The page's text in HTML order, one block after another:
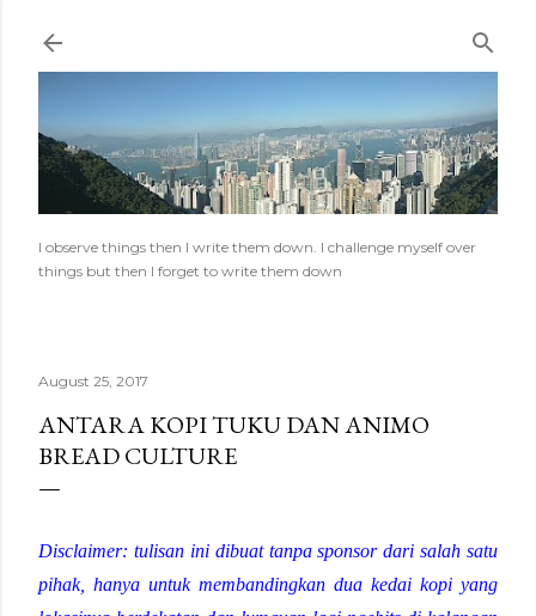
I observe things then I write them down. I challenge myself over
things but then I forget to write them down
August 25, 2017
ANTARA KOPI TUKU DAN ANIMO
BREAD CULTURE
Disclaimer: tulisan ini dibuat tanpa sponsor dari salah satu
pihak, hanya untuk membandingkan dua kedai kopi yang